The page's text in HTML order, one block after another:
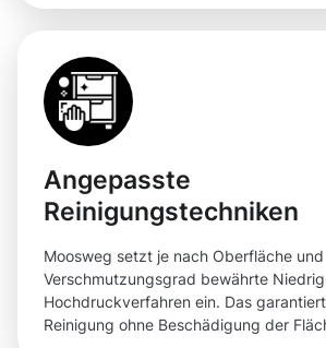
Angepasste
Reinigungstechniken
Moosweg setzt je nach Oberfläche und
Verschmutzungsgrad bewährte
Hochdruckverfahren ein. Das
Reinigung ohne Beschädigung der